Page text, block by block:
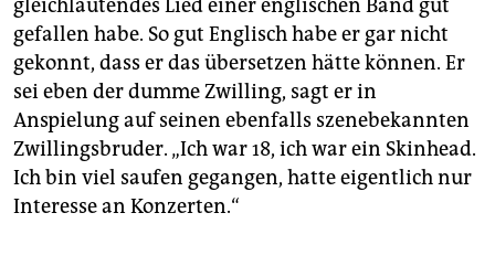
gleichlautendes Lied einer englischen Band gut
gefallen habe. So gut Englisch habe er gar nicht
gekonnt, dass er das übersetzen hätte können. Er
sei eben der dumme Zwilling, sagt er in
Anspielung auf seinen ebenfalls szenebekannten
Zwillingsbruder. „Ich war 18, ich war ein Skinhead.
Ich bin viel saufen gegangen, hatte eigentlich nur
Interesse an Konzerten.“